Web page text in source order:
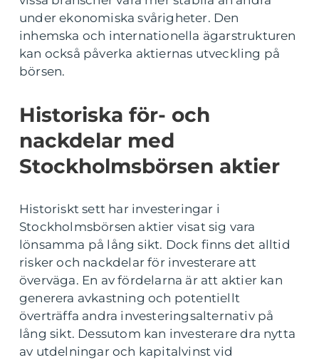
under ekonomiska svårigheter. Den
inhemska och internationella ägarstrukturen
kan också påverka aktiernas utveckling på
börsen.
Historiska för- och
nackdelar med
Stockholmsbörsen aktier
Historiskt sett har investeringar i
Stockholmsbörsen aktier visat sig vara
lönsamma på lång sikt. Dock finns det alltid
risker och nackdelar för investerare att
överväga. En av fördelarna är att aktier kan
generera avkastning och potentiellt
överträffa andra investeringsalternativ på
lång sikt. Dessutom kan investerare dra nytta
av utdelningar och kapitalvinst vid